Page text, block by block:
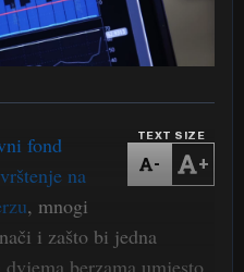
TEXT SIZE
- +
fond
na
, mnogi
i zašto bi jedna
berzama umjesto